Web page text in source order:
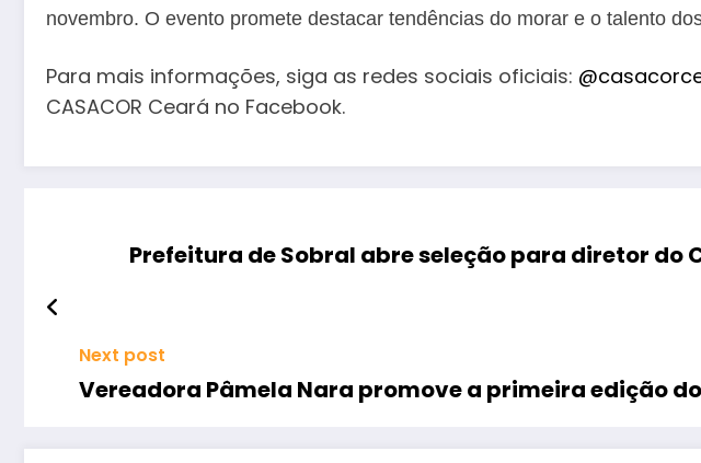
novembro. O evento promete destacar tendências do morar e o talento
Para mais informações, siga as redes sociais oficiais:
CASACOR Ceará no Facebook.
Prefeitura de Sobral abre seleção para diretor do
Next post
Vereadora Pâmela Nara promove a primeira edição